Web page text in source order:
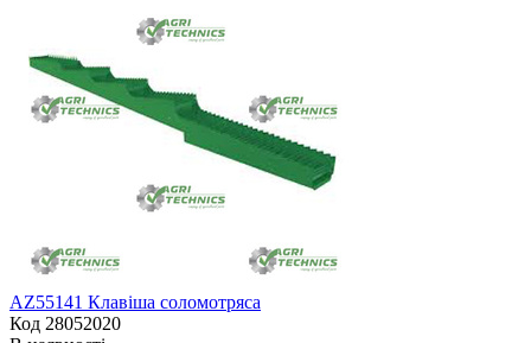
AZ55141 Клавіша соломотряса
Код 28052020